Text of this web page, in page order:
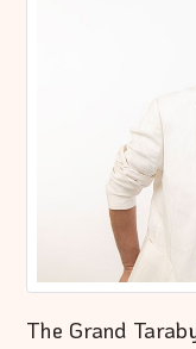
The Grand